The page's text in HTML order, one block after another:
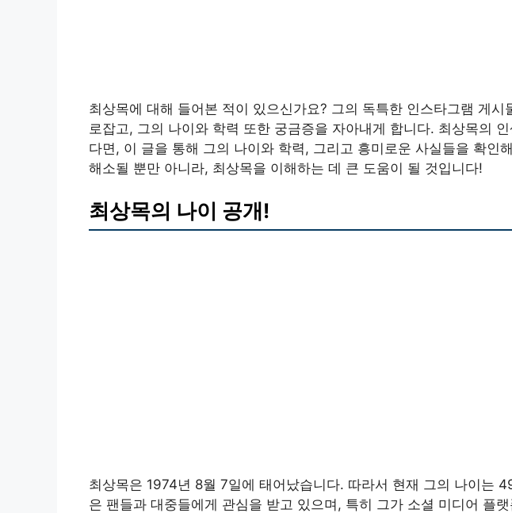
최상목에 대해 들어본 적이 있으신가요? 그의 독특한 인스타그램 게시
로잡고, 그의 나이와 학력 또한 궁금증을 자아내게 합니다. 최상목의
다면, 이 글을 통해 그의 나이와 학력, 그리고 흥미로운 사실들을 확인
해소될 뿐만 아니라, 최상목을 이해하는 데 큰 도움이 될 것입니다!
최상목의 나이 공개!
최상목은 1974년 8월 7일에 태어났습니다. 따라서 현재 그의 나이는
은 팬들과 대중들에게 관심을 받고 있으며, 특히 그가 소셜 미디어 플